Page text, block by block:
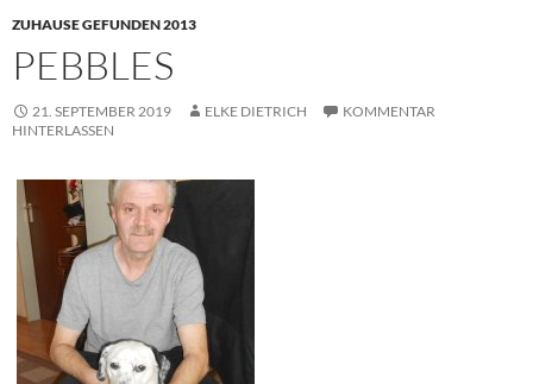
ZUHAUSE GEFUNDEN 2013
PEBBLES
21. SEPTEMBER 2019 ELKE DIETRICH
KOMMENTAR
HINTERLASSEN